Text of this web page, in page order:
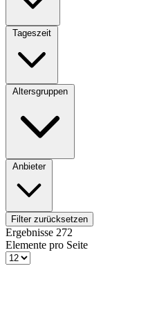
Tageszeit
Altersgruppen
Anbieter
Filter zurücksetzen
Ergebnisse 272
Elemente pro Seite